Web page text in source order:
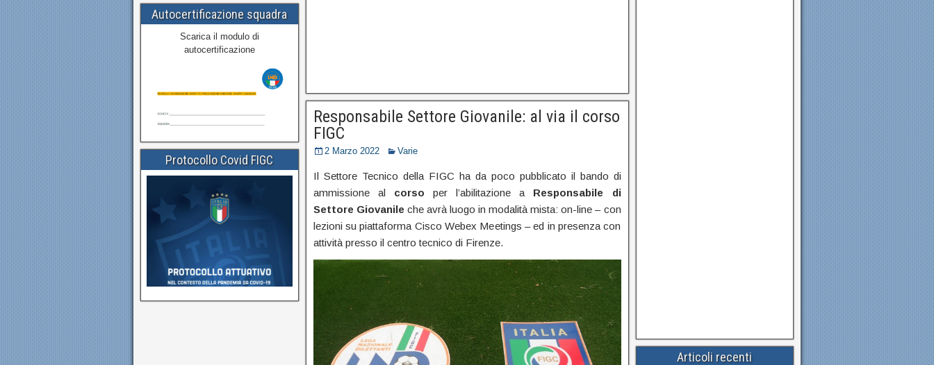
Responsabile Settore Giovanile: al via il corso
FIGC
2 Marzo 2022 Varie
Il Settore Tecnico della FIGC ha da poco pubblicato il bando di
ammissione al corso per l’abilitazione a Responsabile di
Settore Giovanile che avrà luogo in modalità mista: on-line – con
lezioni su piattaforma Cisco Webex Meetings – ed in presenza con
attività presso il centro tecnico di Firenze.
Autocertificazione squadra
Scarica il modulo di
autocertificazione
Protocollo Covid FIGC
Articoli recenti